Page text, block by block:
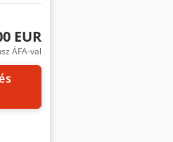
EUR
ÁFA-val